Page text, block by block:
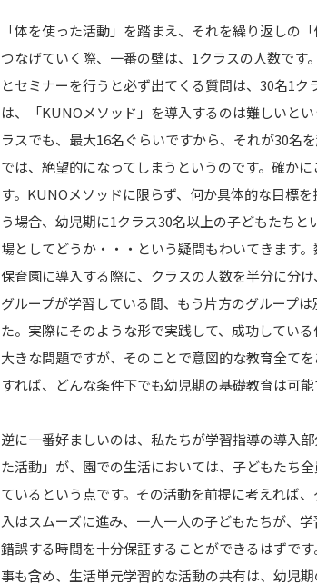
「体を使った活動」を踏まえ、それを繰り返しの
つなげていく際、一番の壁は、1クラスの人数です
とセミナーを行うと必ず出てくる質問は、30名1ク
は、「KUNOメソッド」を導入するのは難しいと
ラスでも、最大16名ぐらいですから、それが30名
では、絶望的になってしまうというのです。確か
す。KUNOメソッドに限らず、何か具体的な目標
う場合、幼児期に1クラス30名以上の子どもたちと
場としてどうか・・・という疑問もわいてきます
保育園に導入する際に、クラスの人数を半分に分
グループが学習している間、もう片方のグループ
た。実際にそのような形で実践して、成功してい
大きな問題ですが、そのことで意図的な教育全て
すれば、どんな条件下でも幼児期の基礎教育は可能
逆に一番好ましいのは、私たちが学習指導の導入
た活動」が、園での生活においては、子どもたち
ているという点です。その活動を前提に考えれば
入はスムーズに進み、一人一人の子どもたちが、
錯誤する時間を十分保証することができるはずで
事も含め、生活単元学習的な活動の共有は、幼児